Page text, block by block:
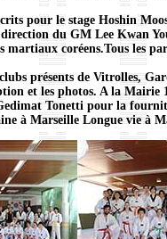
pour le stage Hoshin
du GM Lee Kwan
martiaux coréens.Tous les
présents de Vitrolles,
et les photos. A la Mairie
Tonetti pour la
à Marseille Longue vie à